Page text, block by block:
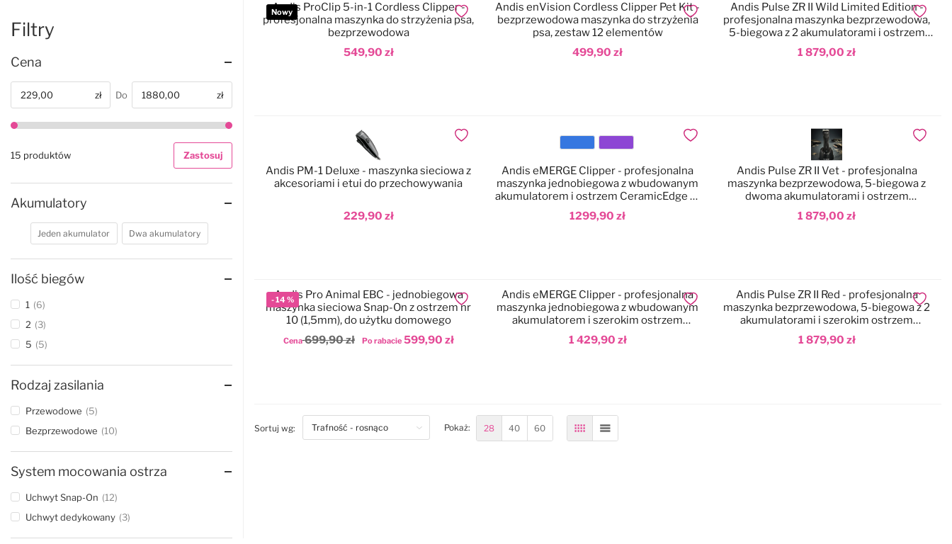
Filtry
Cena
Od zł Do zł
15 produktów Zastosuj
Akumulatory
Jeden akumulator Dwa akumulatory
Ilość biegów
1
6
2
3
5
5
Rodzaj zasilania
Przewodowe
5
Bezprzewodowe
10
System mocowania ostrza
Uchwyt Snap-On
12
Uchwyt dedykowany 3
Nowy
549,90 zł
Andis ProClip 5-in-1 Cordless Clipper -
profesjonalna maszynka do strzyżenia psa,
bezprzewodowa
Dodaj do ulubionych
499,90 zł
Andis enVision Cordless Clipper Pet Kit -
bezprzewodowa maszynka do strzyżenia
psa, zestaw 12 elementów
Dodaj do ulubionych
1 879,00 zł
Andis Pulse ZR II Wild Limited Edition -
profesjonalna maszynka bezprzewodowa,
5-biegowa z 2 akumulatorami i ostrzem
CeramicEdge nr 10 (1,5mm)
Dodaj
229,90 zł
Andis PM-1 Deluxe - maszynka sieciowa z
akcesoriami i etui do przechowywania
Dodaj do ulubionych
Kolor
1299,90 zł
Andis eMERGE Clipper - profesjonalna
maszynka jednobiegowa z wbudowanym
akumulatorem i ostrzem CeramicEdge nr
10 (1,5mm)
Dodaj do ulubionych
1 879,00 zł
Andis Pulse ZR II Vet - profesjonalna
maszynka bezprzewodowa, 5-biegowa z
dwoma akumulatorami i ostrzem
CeramicEdge nr 40 (0,25mm)
Dodaj
-14%
Po rabacie 599,90 zł
Cena 699,90 zł
Andis Pro Animal EBC - jednobiegowa
maszynka sieciowa Snap-On z ostrzem nr
10 (1,5mm), do użytku domowego
Dodaj do ulubionych
1 429,90 zł
Andis eMERGE Clipper - profesjonalna
maszynka jednobiegowa z wbudowanym
akumulatorem i szerokim ostrzem
CeramicEdge nr 30 (0,5mm)
Dodaj do ulubionych
1 879,90 zł
Andis Pulse ZR II Red - profesjonalna
maszynka bezprzewodowa, 5-biegowa z 2
akumulatorami i szerokim ostrzem
CeramicEdge nr 30 (0,5mm)
Dodaj
Sortuj wg:bottom Pokaż: 28 40 60 SiatkaLista